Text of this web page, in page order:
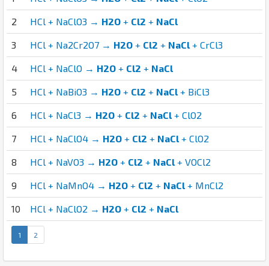
2 HCl + NaClO3 → H2O + Cl2 + NaCl
3 HCl + Na2Cr2O7 → H2O + Cl2 + NaCl+ CrCl3
4 HCl + NaClO → H2O + Cl2 + NaCl
5 HCl + NaBiO3 → H2O + Cl2 + NaCl+ BiCl3
6 HCl + NaCl3 → H2O + Cl2 + NaCl+ ClO2
7 HCl + NaClO4 → H2O + Cl2 + NaCl+ ClO2
8 HCl + NaVO3 → H2O + Cl2 + NaCl+ VOCl2
9 HCl + NaMnO4 → H2O + Cl2 + NaCl+ MnCl2
10 HCl + NaClO2 → H2O + Cl2 + NaCl
1 2